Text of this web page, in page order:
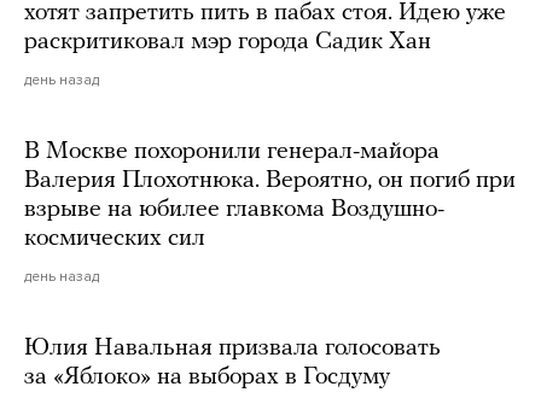
хотят запретить пить в пабах стоя. Идею уже
раскритиковал мэр города Садик Хан
день назад
В Москве похоронили генерал-майора
Валерия Плохотнюка. Вероятно, он погиб при
взрыве на юбилее главкома Воздушно-
космических сил
день назад
Юлия Навальная призвала голосовать
за «Яблоко» на выборах в Госдуму